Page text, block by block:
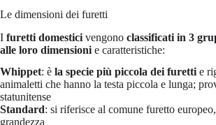
Le dimensioni dei furetti
I furetti domestici vengono classificati in 3
alle loro dimensioni e caratteristiche:
Whippet: è la specie più piccola dei furetti e
animaletti che hanno la testa piccola e lunga;
statunitense
Standard: si riferisce al comune furetto
grandezza